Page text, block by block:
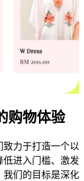
购物体验
力于打造一个以
进入门槛、激发
我们的目标是深化